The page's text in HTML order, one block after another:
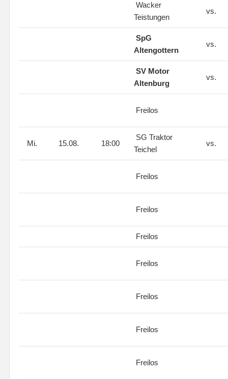
Wacker
Teistungen
vs.
SpG
Altengottern
vs.
SV Motor
Altenburg
vs.
Freilos
Mi. 15.08. 18:00
SG Traktor
Teichel
vs.
Freilos
Freilos
Freilos
Freilos
Freilos
Freilos
Freilos